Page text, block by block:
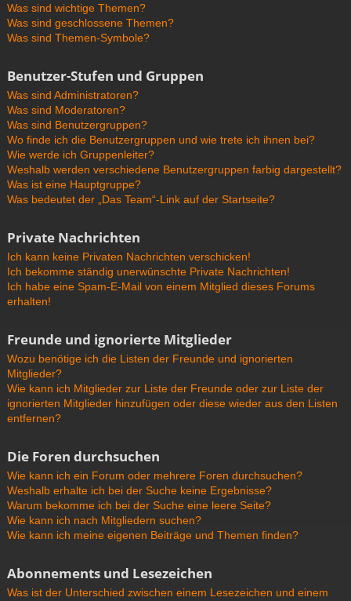
Was sind wichtige Themen?
Was sind geschlossene Themen?
Was sind Themen-Symbole?
Benutzer-Stufen und Gruppen
Was sind Administratoren?
Was sind Moderatoren?
Was sind Benutzergruppen?
Wo finde ich die Benutzergruppen und wie trete ich ihnen bei?
Wie werde ich Gruppenleiter?
Weshalb werden verschiedene Benutzergruppen farbig dargestellt?
Was ist eine Hauptgruppe?
Was bedeutet der „Das Team“-Link auf der Startseite?
Private Nachrichten
Ich kann keine Privaten Nachrichten verschicken!
Ich bekomme ständig unerwünschte Private Nachrichten!
Ich habe eine Spam-E-Mail von einem Mitglied dieses Forums
erhalten!
Freunde und ignorierte Mitglieder
Wozu benötige ich die Listen der Freunde und ignorierten
Mitglieder?
Wie kann ich Mitglieder zur Liste der Freunde oder zur Liste der
ignorierten Mitglieder hinzufügen oder diese wieder aus den Listen
entfernen?
Die Foren durchsuchen
Wie kann ich ein Forum oder mehrere Foren durchsuchen?
Weshalb erhalte ich bei der Suche keine Ergebnisse?
Warum bekomme ich bei der Suche eine leere Seite?
Wie kann ich nach Mitgliedern suchen?
Wie kann ich meine eigenen Beiträge und Themen finden?
Abonnements und Lesezeichen
Was ist der Unterschied zwischen einem Lesezeichen und einem